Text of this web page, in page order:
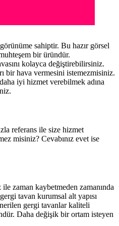
sahiptir. Bu hazır görsel
bir üründür.
kolayca değiştirebilirsiniz.
bir hava vermesini istemezmisiniz.
iyi hizmet verebilmek adına
referans ile size hizmet
misiniz? Cevabınız evet ise
zaman kaybetmeden zamanında
gergi tavan kurumsal alt yapısı
gergi tavanlar kaliteli
Daha değişik bir ortam isteyen